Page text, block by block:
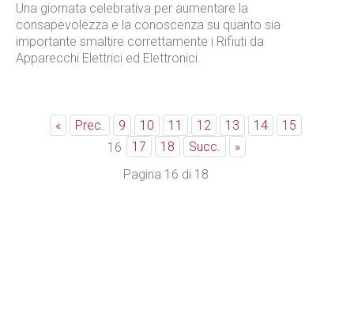
Una giornata celebrativa per aumentare la
consapevolezza e la conoscenza su quanto sia
importante smaltire correttamente i Rifiuti da
Apparecchi Elettrici ed Elettronici.
« Prec. 9 10 11 12 13 14
15
16
17 18 Succ.
»
Pagina 16 di 18